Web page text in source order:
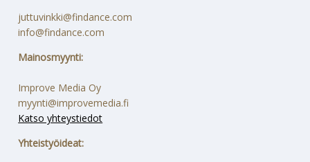
juttuvinkki@findance.com
info@findance.com
Mainosmyynti:
Improve Media Oy
myynti@improvemedia.fi
Katso yhteystiedot
Yhteistyöideat: